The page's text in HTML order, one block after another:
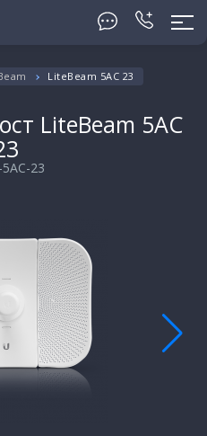
LiteBeam 5AC 23
LiteBeam 5AC
5AC-23